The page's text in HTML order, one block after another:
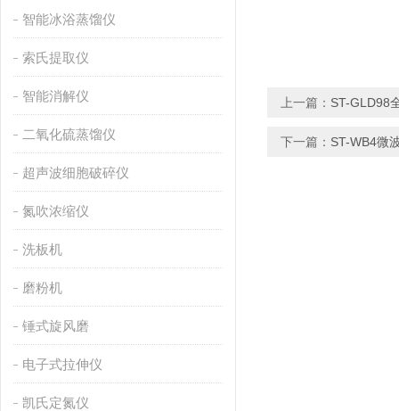
智能冰浴蒸馏仪
索氏提取仪
智能消解仪
二氧化硫蒸馏仪
超声波细胞破碎仪
氮吹浓缩仪
洗板机
磨粉机
锤式旋风磨
电子式拉伸仪
凯氏定氮仪
上一篇： ST-GLD98
下一篇： ST-WB4微